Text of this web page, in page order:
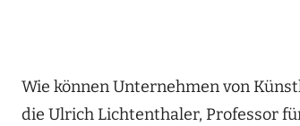
Wie können Unternehmen von
die Ulrich Lichtenthaler, Professor